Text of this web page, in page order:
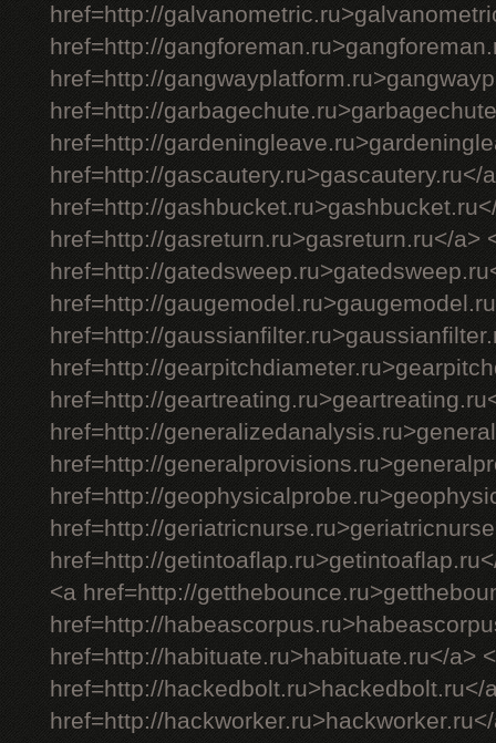
href=http://
href=http://
href=http://
href=http://
href=http://
href=http://gascautery.ru>gascautery.ru</
href=http://
href=http://gasreturn.ru>gasreturn.ru</a>
href=http://
href=http://
href=http://
href=http://
href=http://
href=http://
href=http://
href=http://
href=http://
href=http://
<a href=http://
href=http://
href=http://habituate.ru>habituate.ru</a>
href=http://hackedbolt.ru>hackedbolt.ru</
href=http://